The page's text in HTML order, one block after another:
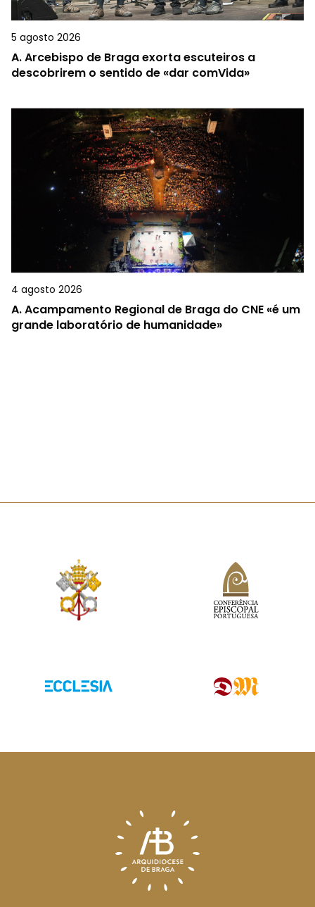
5 agosto 2026
A.Arcebispo de Braga exorta escuteiros a
descobrirem o sentido de «dar comVida»
4 agosto 2026
A.Acampamento Regional de Braga do CNE «é um
grande laboratório de humanidade»